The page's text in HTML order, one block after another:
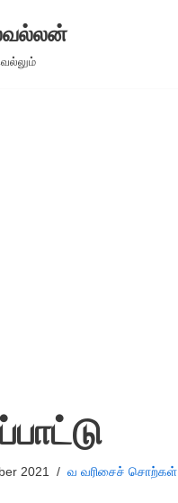
2021 வ வரிசைச் சொற்கள்